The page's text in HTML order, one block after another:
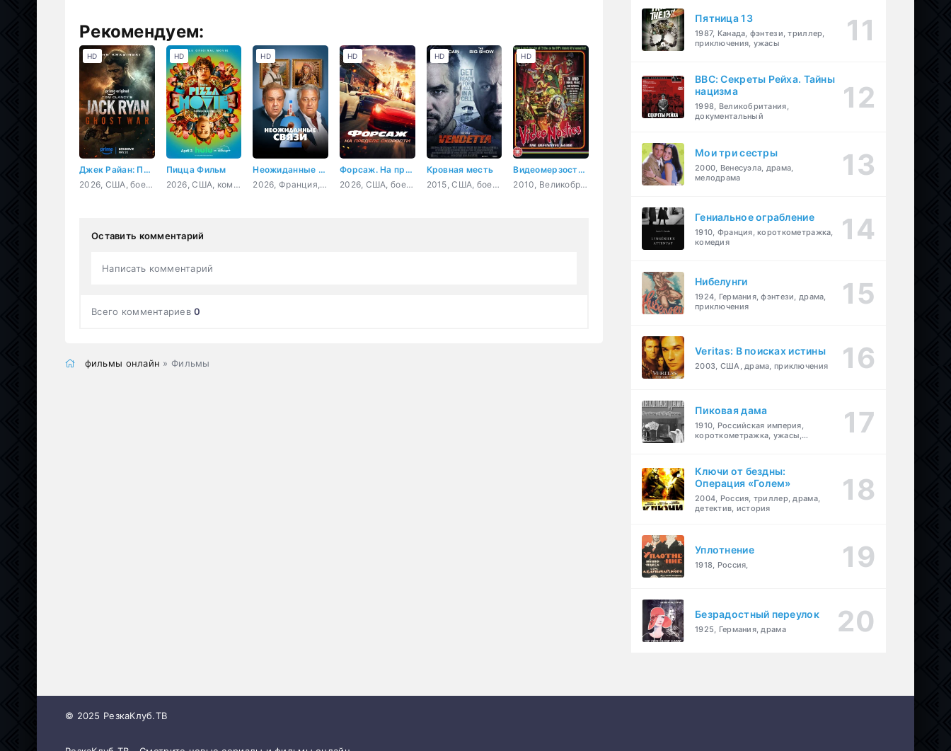
Рекомендуем:
Джек Райан: Призрачная война
2026, США, боевик
HD
Пицца Фильм
2026, США, комедия
HD
Неожиданные связи 2
2026, Франция, комедия
HD
Форсаж. На пределе скорости
2026, США, боевик, криминал
HD
Кровная месть
2015, США, боевик, драма
HD
Видеомерзости: Моральная паника, цензура и видеозапись
2010, Великобритания, документальный
HD
Оставить комментарий
Написать комментарий
Всего комментариев0
фильмы онлайн » Фильмы
Пятница 13
1987, Канада, фэнтези, триллер,
приключения, ужасы
BBC: Секреты Рейха. Тайны
нацизма
1998, Великобритания,
документальный
Мои три сестры
2000, Венесуэла, драма,
мелодрама
Гениальное ограбление
1910, Франция, короткометражка,
комедия
Нибелунги
1924, Германия, фэнтези, драма,
приключения
Veritas: В поисках истины
2003, США, драма, приключения
Пиковая дама
1910, Российская империя,
короткометражка, ужасы,
Ключи от бездны:
Операция «Голем»
2004, Россия, триллер, драма,
детектив, история
Уплотнение
1918, Россия,
Безрадостный переулок
1925, Германия, драма
© 2025 РезкаКлуб.ТВ